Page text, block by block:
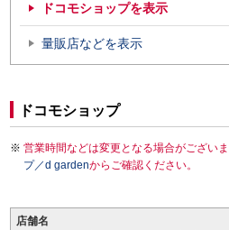
ドコモショップを表示
量販店などを表示
ドコモショップ
営業時間などは変更となる場合がござい
プ／d gardenからご確認ください。
店舗名